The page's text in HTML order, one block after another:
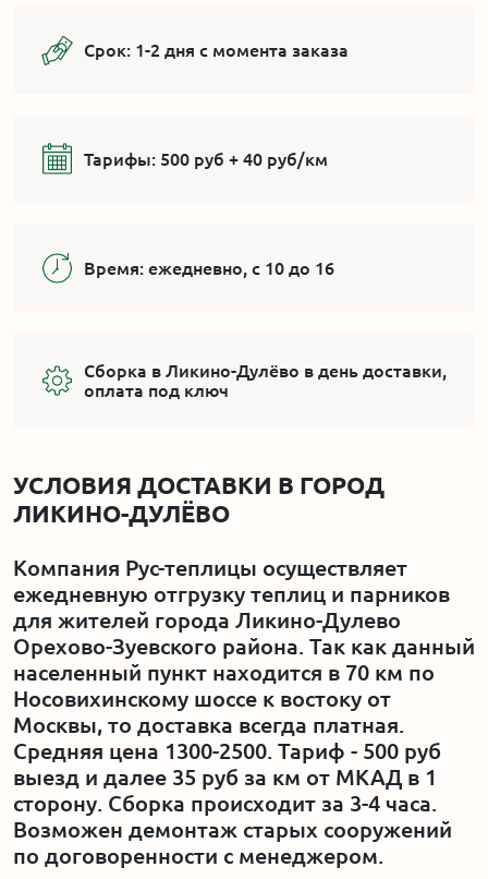
Срок: 1-2 дня с момента заказа
Тарифы: 500 руб + 40 руб/км
Время: ежедневно, с 10 до 16
Сборка в Ликино-Дулёво в день доставки,
оплата под ключ
УСЛОВИЯ ДОСТАВКИ В ГОРОД
ЛИКИНО-ДУЛЁВО
Компания Рус-теплицы осуществляет
ежедневную отгрузку теплиц и парников
для жителей города Ликино-Дулево
Орехово-Зуевского района. Так как данный
населенный пункт находится в 70 км по
Носовихинскому шоссе к востоку от
Москвы, то доставка всегда платная.
Средняя цена 1300-2500. Тариф - 500 руб
выезд и далее 35 руб за км от МКАД в 1
сторону. Сборка происходит за 3-4 часа.
Возможен демонтаж старых сооружений
по договоренности с менеджером.